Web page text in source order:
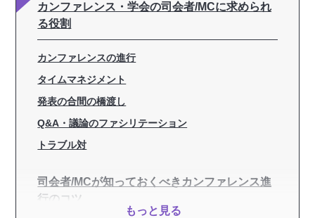
カンファレンス・学会の司会者/MCに求められ
る役割
カンファレンスの進行
タイムマネジメント
発表の合間の橋渡し
Q&A・議論のファシリテーション
トラブル対
司会者/MCが知っておくべきカンファレンス進
行のコツ
もっと見る